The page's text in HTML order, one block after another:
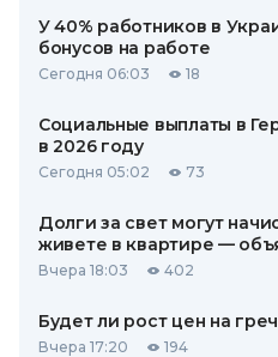
У 40% работников в
бонусов на работе
Сегодня 06:03 18
Социальные выплаты в
в 2026 году
Сегодня 05:02 73
Долги за свет могут
живете в квартире —
Вчера 18:03 402
Будет ли рост цен на
Вчера 17:20 194